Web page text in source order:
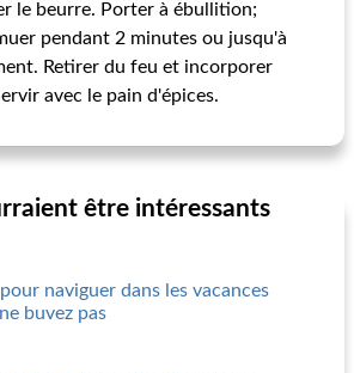
le beurre. Porter à ébullition;
pendant 2 minutes ou jusqu'à
Retirer du feu et incorporer
avec le pain d'épices.
être intéressants
naviguer dans les vacances
buvez pas